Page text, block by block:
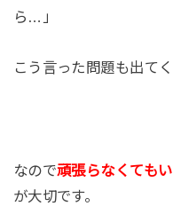
ら…」
こう言った問題も出てく
なので頑張らなくても
が大切です。